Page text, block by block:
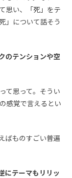
思い、「死」をテ
」について話そう
のテンションや空
て思って。そうい
感覚で言えるとい
ばものすごい普遍
にテーマもリリッ